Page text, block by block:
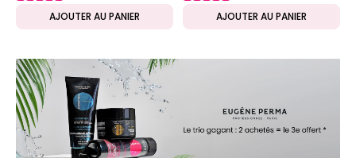
AJOUTER AU PANIER AJOUTER AU PANIER